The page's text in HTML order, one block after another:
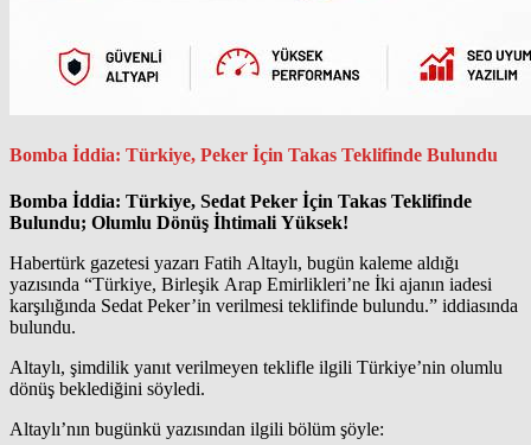
Bomba İddia: Türkiye, Peker İçin Takas Teklifinde Bulundu
Bomba İddia: Türkiye, Sedat Peker İçin Takas Teklifinde
Bulundu; Olumlu Dönüş İhtimali Yüksek!
Habertürk gazetesi yazarı Fatih Altaylı, bugün kaleme aldığı
yazısında “Türkiye, Birleşik Arap Emirlikleri’ne İki ajanın iadesi
karşılığında Sedat Peker’in verilmesi teklifinde bulundu.” iddiasında
bulundu.
Altaylı, şimdilik yanıt verilmeyen teklifle ilgili Türkiye’nin olumlu
dönüş beklediğini söyledi.
Altaylı’nın bugünkü yazısından ilgili bölüm şöyle: